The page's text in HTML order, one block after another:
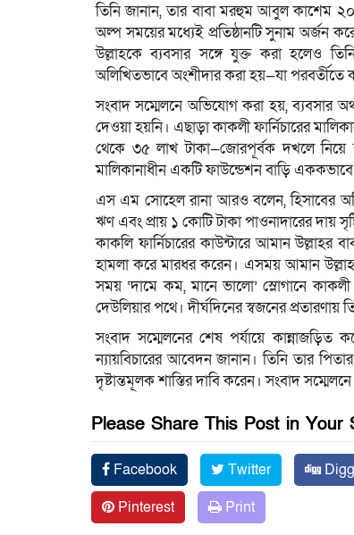
তিনি জানান, তার বাবা মরহুম আবুল কাশেম
অল্প সময়ের মধ্যেই প্রতিষ্ঠানটি সুনাম অর্জন
উল্লাহকে ব্যবসার সঙ্গে যুক্ত করা হলেও
অলিখিতভাবে অংশীদার করা হয়—যা পরবর্তীতে
সংবাদ সম্মেলনে অভিযোগ করা হয়, ব্যবসার
দেওয়া হয়নি। এছাড়া কাকলী ফার্নিচারের
থেকে ৩৫ লাখ টাকা—জোরপূর্বক দখলে
মালিকানাধীন একটি ফাউন্ডেশন বাড়ি
এস এম সোহেল রানা আরও বলেন, হিসাবের
ঋণ এবং প্রায় ১ কোটি টাকা পাওনাদারের দায়
কাকলি ফার্নিচারের কাউন্টারে আমান উল্লাহর
হামলা করে মারধর করেন। এসময় আমান
সময় ‘দামে কম, মানে ভালো’ স্লোগানে
দেউলিয়ার পথে। দীর্ঘদিনের স্বজনের প্রতারণায়
সংবাদ সম্মেলনের শেষ পর্যায়ে কান্নাজড়িত
ন্যায়বিচারের আবেদন জানান। তিনি তার
দৃষ্টান্তমূলক শাস্তির দাবি করেন। সংবাদ
Please Share This Post in Your
Facebook Twitter Digg
Pinterest
Print